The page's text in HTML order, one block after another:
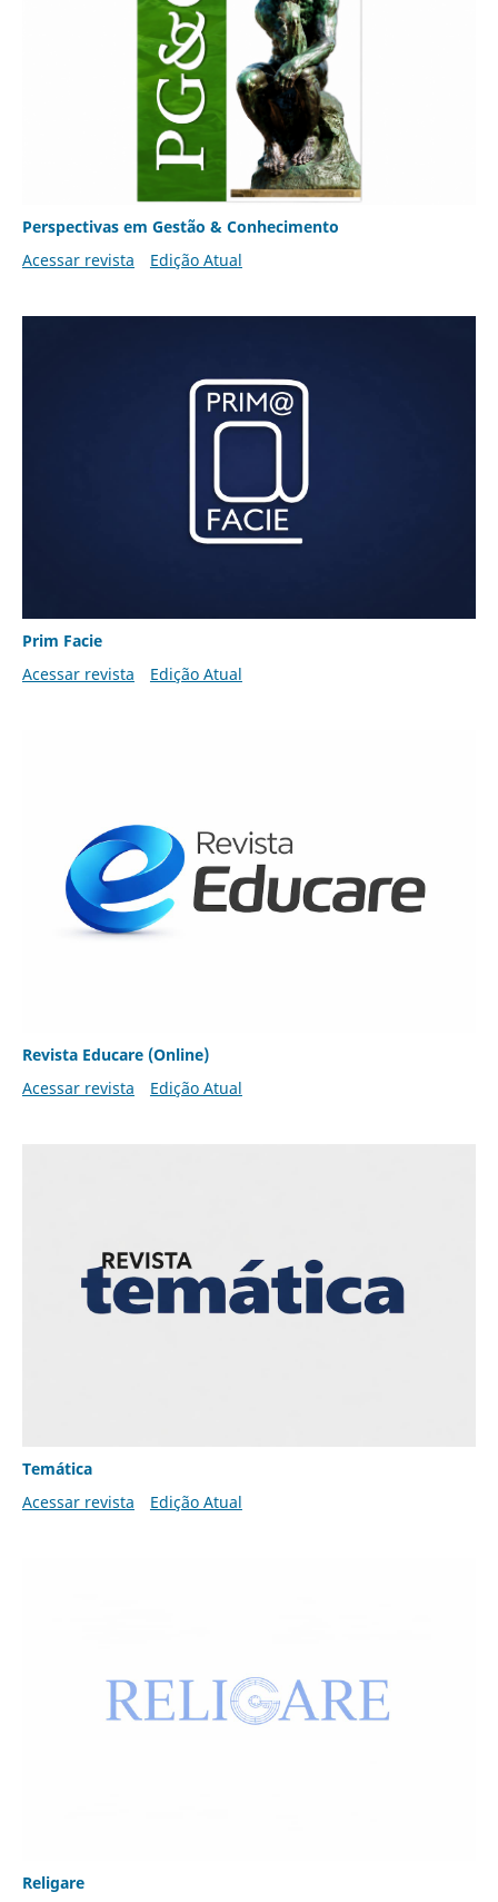
Perspectivas em Gestão & Conhecimento
Acessar revista
Edição Atual
Prim Facie
Acessar revista
Edição Atual
Revista Educare (Online)
Acessar revista
Edição Atual
Temática
Acessar revista
Edição Atual
Religare